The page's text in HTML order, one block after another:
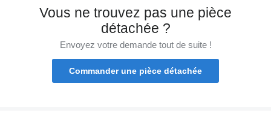
Vous ne trouvez pas une pièce
détachée ?
Envoyez votre demande tout de suite !
Commander une pièce détachée